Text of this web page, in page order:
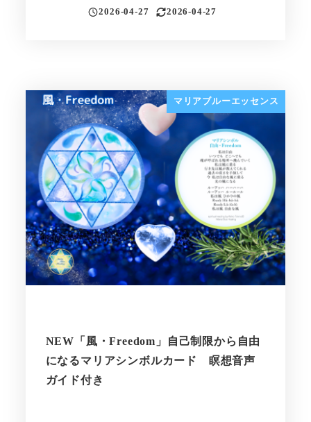
投稿日
2026-04-27
更新日
2026-04-27
マリアブルーエッセンス
NEW「風・Freedom」自己制限から自由
になるマリアシンボルカード 瞑想音声
ガイド付き